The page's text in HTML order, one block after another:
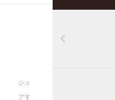
シェ
アす